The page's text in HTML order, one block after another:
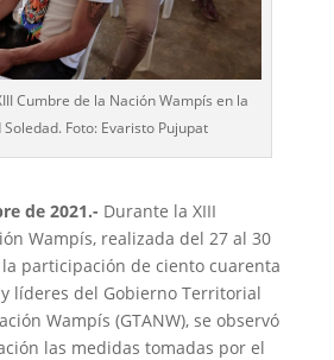
Cumbre de la Nación Wampís en la
Foto: Evaristo Pujupat
de 2021.- Durante la XIII
Wampís, realizada del 27 al 30
participación de ciento cuarenta
líderes del Gobierno Territorial
Wampís (GTANW), se observó
las medidas tomadas por el